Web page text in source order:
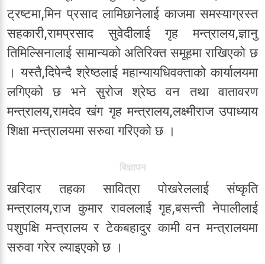
ट्रष्टमा,मिन प्रसाद लामिछानेलाई काजमा समस्याग्रस्त
सहकारी,रामप्रसाद सुवेदीलाई गृह मन्त्रालय,ज्ञानु
तिमिल्सिनालाई सामान्यको अतिरिक्त समूहमा राखिएको छ
। यस्तै,दिपेन्दै श्रेष्ठलाई महान्यायधिवक्ताको कार्यालयमा
लगिएको छ भने सुरोज श्रेष्ठ वन तथा वातावरण
मन्त्रालय,रामदेव खंग गृह मन्त्रालय,लक्ष्मीराज उपाध्याय
शिक्षा मन्त्रालयमा सरुवा गरिएको छ ।
बिज्ञापन
खरिदार तहका सावित्रा पोखरेललाई संष्कृति
मन्त्रालय,राज कुमार रावललाई गृह,बसन्ती नेपालीलाई
पशुपक्षि मन्त्रालय र टेकबहादुर कामी वन मन्त्रालयमा
सरुवा गरेर ल्याइएको छ ।